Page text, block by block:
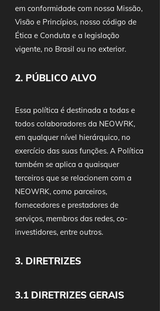
em conformidade com nossa Missão,
Visão e Princípios, nosso código de
Ética e Conduta e a legislação
vigente, no Brasil ou no exterior.
2. PÚBLICO ALVO
Essa política é destinada a todas e
todos colaboradores da NEOWRK,
em qualquer nível hierárquico, no
exercício das suas funções. A Política
também se aplica a quaisquer
terceiros que se relacionem com a
NEOWRK, como parceiros,
fornecedores e prestadores de
serviços, membros das redes, co-
investidores, entre outros.
3. DIRETRIZES
3.1 DIRETRIZES GERAIS